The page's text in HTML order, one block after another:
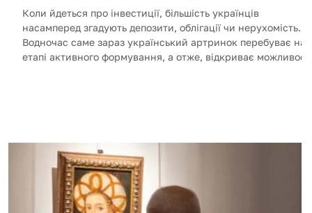
Коли йдеться про інвестиції, більшість українців
насамперед згадують депозити, облігації чи нерухомість.
Водночас саме зараз український артринок перебуває на
етапі активного формування, а отже, відкриває